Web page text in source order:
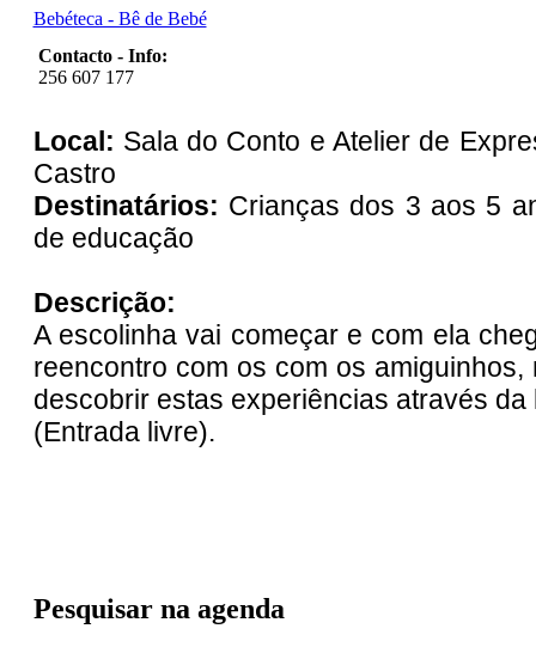
Bebéteca - Bê de Bebé
Contacto - Info:
256 607 177
Local: Sala do Conto e Atelier de
Castro
Destinatários: Crianças dos 3 aos 5
de educação
Descrição:
A escolinha vai começar e com ela
reencontro com os com os
descobrir estas experiências através
(Entrada livre).
Pesquisar na agenda